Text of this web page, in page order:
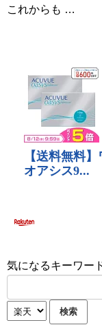
これからも …
気になるキーワー